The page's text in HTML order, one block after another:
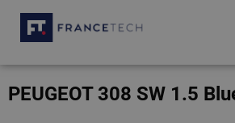
PEUGEOT 308 SW 1.5